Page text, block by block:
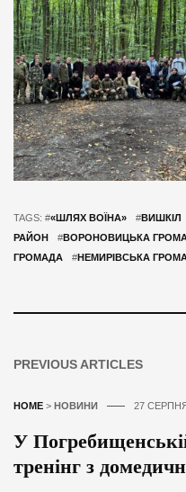
TAGS: #«ШЛЯХ ВОЇНА» #ВИШКІЛ
РАЙОН
#ВОРОНОВИЦЬКА
ГРОМАДА
#НЕМИРІВСЬКА
PREVIOUS ARTICLES
HOME > НОВИНИ 27
У
тренінг з